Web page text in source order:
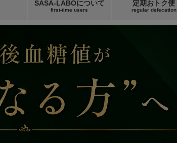
SASA-LABOについて
first-time users
定期おトク便
regular defecation